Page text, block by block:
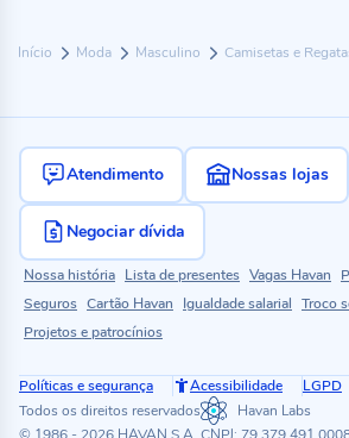
Início Moda Masculino Camisetas e
Atendimento Nossas lojas
Negociar dívida
Nossa história Lista de presentes Vagas Havan
Seguros Cartão Havan Igualdade salarial Troco
Projetos e patrocínios
Políticas e segurança Acessibilidade
LGPD
Todos os direitos reservados
Havan Labs